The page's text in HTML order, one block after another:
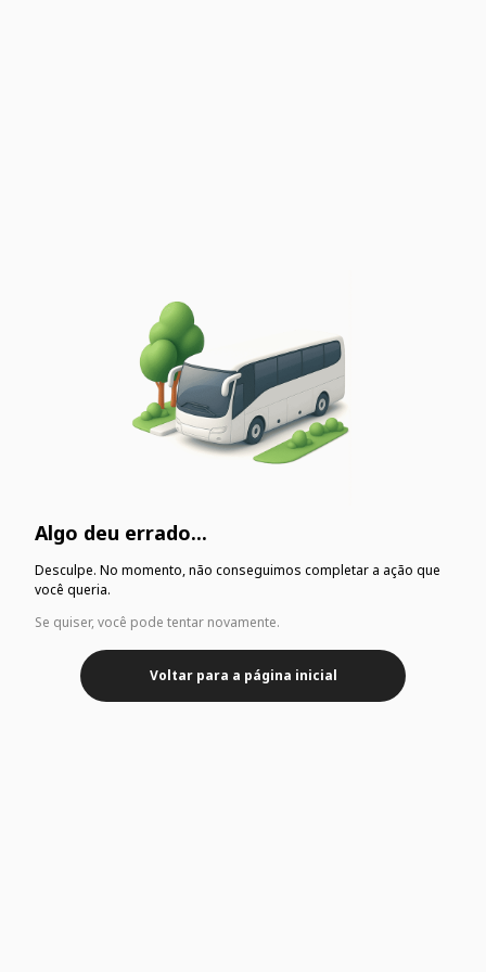
Algo deu errado...
Desculpe. No momento, não conseguimos completar a ação que
você queria.
Se quiser, você pode tentar novamente.
Voltar para a página inicial